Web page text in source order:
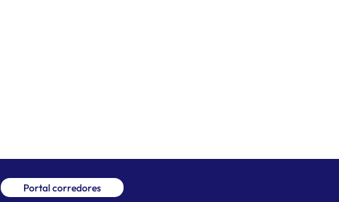
Portal corredores